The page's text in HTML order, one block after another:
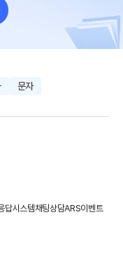
문자
답시스템채팅상담ARS이벤트